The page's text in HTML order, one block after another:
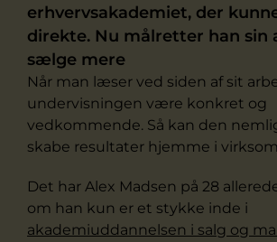
erhvervsakademiet, der
direkte. Nu målretter han
sælge mere
Når man læser ved siden af sit
undervisningen være konkret og
vedkommende. Så kan den
skabe resultater hjemme i
Det har Alex Madsen på 28
om han kun er et stykke inde i
akademiuddannelsen i salg og